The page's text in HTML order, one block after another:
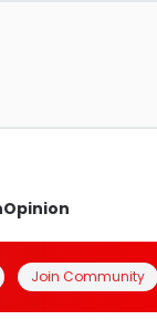
Opinion
Join Community